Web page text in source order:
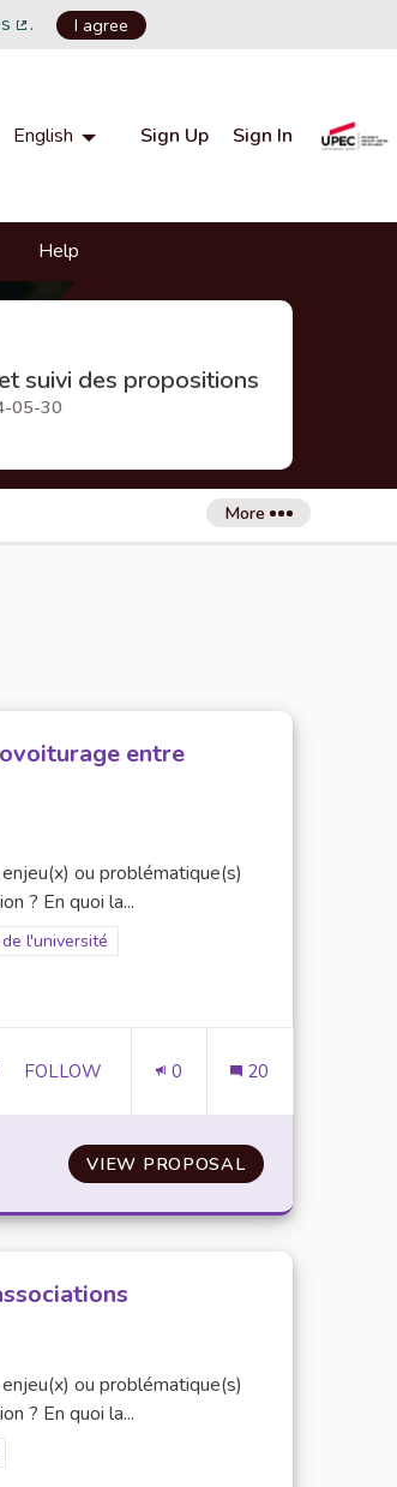
(External link)
. I agree
English Choisir la langue Choose language
Sign Up Sign In
Help
suivi des propositions
05-30
More
DE L'ENGAGEMENT DES
ENSEIGNANTS SUR LA VALORISATION
entre
ou problématique(s)
? En quoi la...
écologique de l'université
l'université
27 FOLLOWERS
FOLLOW 0 20
VIEW PROPOSALAPPLICATION
ou problématique(s)
? En quoi la...
étudiant